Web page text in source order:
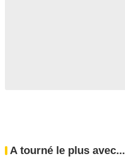
A tourné le plus avec...